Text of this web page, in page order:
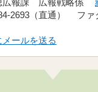
広報課 広報戦略係
2693（直通） ファ
ールを送る